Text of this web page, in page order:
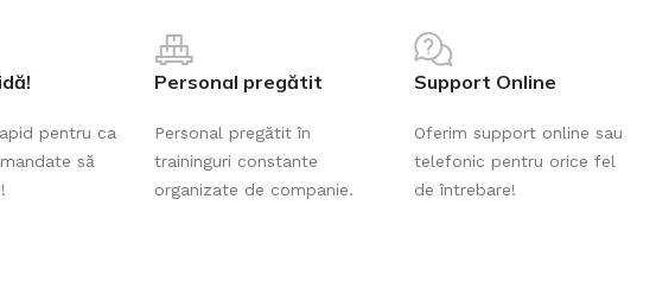
pentru ca
să
Personal pregătit
Personal pregătit în
traininguri constante
organizate de companie.
Support Online
Oferim support online sau
telefonic pentru orice fel
de întrebare!